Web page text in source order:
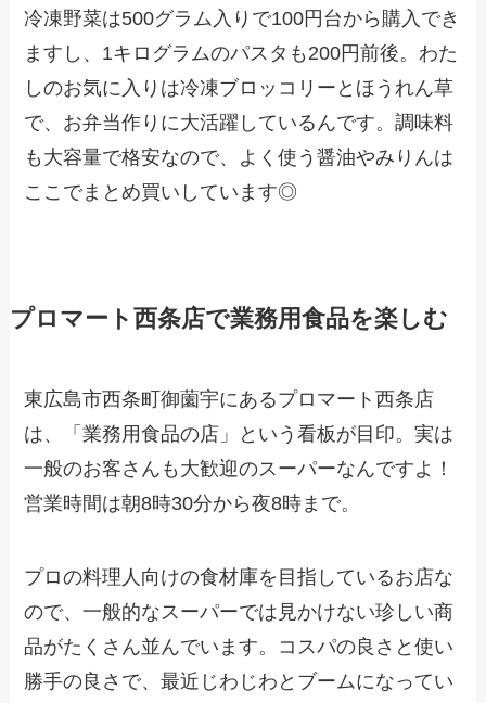
冷凍野菜は500グラム入りで100円台から購入でき
ますし、1キログラムのパスタも200円前後。わた
しのお気に入りは冷凍ブロッコリーとほうれん草
で、お弁当作りに大活躍しているんです。調味料
も大容量で格安なので、よく使う醤油やみりんは
ここでまとめ買いしています◎
プロマート西条店で業務用食品を楽しむ
東広島市西条町御薗宇にあるプロマート西条店
は、「業務用食品の店」という看板が目印。実は
一般のお客さんも大歓迎のスーパーなんですよ！
営業時間は朝8時30分から夜8時まで。
プロの料理人向けの食材庫を目指しているお店な
ので、一般的なスーパーでは見かけない珍しい商
品がたくさん並んでいます。コスパの良さと使い
勝手の良さで、最近じわじわとブームになってい